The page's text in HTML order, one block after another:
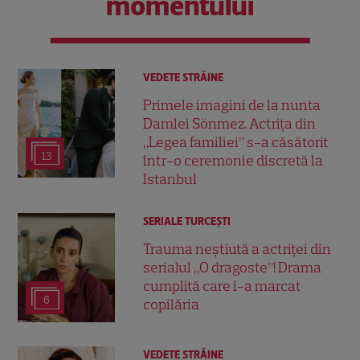
13
VEDETE STRĂINE
Primele imagini de la nunta
Damlei Sönmez. Actrița din
„Legea familiei” s-a căsătorit
într-o ceremonie discretă la
Istanbul
6
SERIALE TURCEŞTI
Trauma neștiută a actriței din
serialul „O dragoste”! Drama
cumplită care i-a marcat
copilăria
VEDETE STRĂINE